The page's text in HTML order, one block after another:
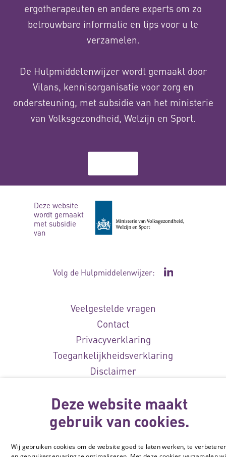
ergotherapeuten en andere experts om zo
betrouwbare informatie en tips voor u te
verzamelen.
De Hulpmiddelenwijzer wordt gemaakt door
Vilans, kennisorganisatie voor zorg en
ondersteuning, met subsidie van het ministerie
van Volksgezondheid, Welzijn en Sport.
Deze website
wordt gemaakt
met subsidie
van
Volg de Hulpmiddelenwijzer: Ga naar de
Veelgestelde vragen
Contact
Privacyverklaring
Toegankelijkheidsverklaring
Disclaimer
© Vilans, 2026
Deze website maakt
gebruik van cookies.
Wij gebruiken cookies om de website goed te laten werken, te